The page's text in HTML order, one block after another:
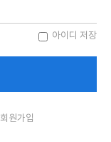
아이디 저장
회원가입